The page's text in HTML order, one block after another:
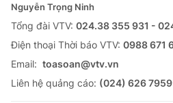
Nguyễn Trọng Ninh
Tổng đài VTV: 024.38 355 931 -
Ðiện thoại Thời báo VTV: 0988 671
Email: toasoan@vtv.vn
Liên hệ quảng cáo: (024) 626